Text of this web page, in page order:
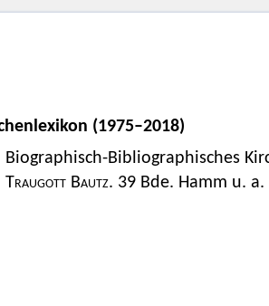
(1975–2018)
Biographisch-Bibliographisches
Traugott Bautz. 39 Bde. Hamm u. a.